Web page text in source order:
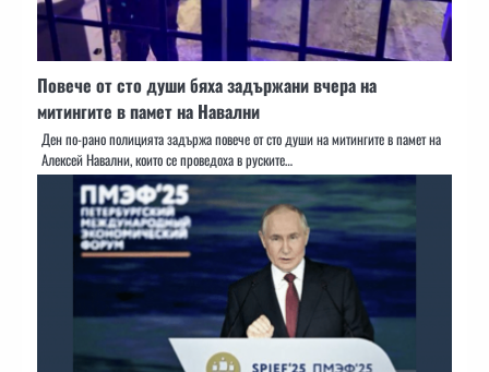
Повече от сто души бяха задържани вчера на
митингите в памет на Навални
Ден по-рано полицията задържа повече от сто души на митингите в памет на
Алексей Навални, които се проведоха в руските…